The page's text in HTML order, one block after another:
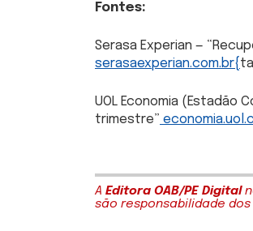
Fontes:
Serasa Experian —
serasaexperian.com.br{
UOL Economia (Estadão
trimestre”
A Editora OAB/PE Digital
são responsabilidade